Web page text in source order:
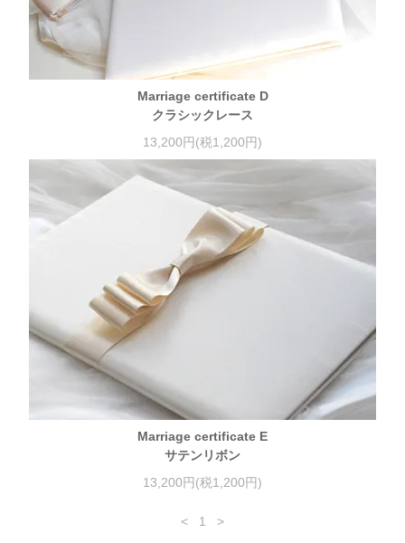
Marriage certificate D
クラシックレース
13,200円(税1,200円)
Marriage certificate E
サテンリボン
13,200円(税1,200円)
< 1 >